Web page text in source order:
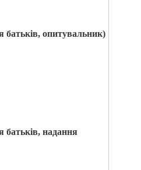
батьків, опитувальник)
батьків, надання